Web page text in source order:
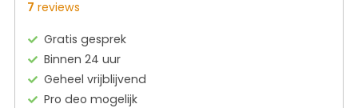
7 reviews
Gratis gesprek
Binnen 24 uur
Geheel vrijblijvend
Pro deo mogelijk